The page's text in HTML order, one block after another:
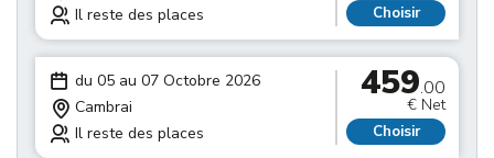
Il reste des places
Choisir
du 05 au 07 Octobre 2026
Cambrai
Il reste des places
459.00
€ Net
Choisir